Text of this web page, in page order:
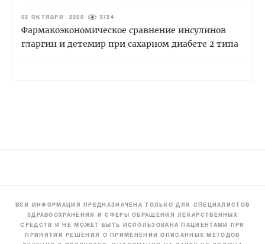
02 ОКТЯБРЯ 2020 3724
Фармакоэкономическое сравнение инсулинов
гларгин и детемир при сахарном диабете 2 типа
ВСЯ ИНФОРМАЦИЯ ПРЕДНАЗНАЧЕНА ТОЛЬКО ДЛЯ СПЕЦИАЛИСТОВ
ЗДРАВООХРАНЕНИЯ И СФЕРЫ ОБРАЩЕНИЯ ЛЕКАРСТВЕННЫХ
СРЕДСТВ И НЕ МОЖЕТ БЫТЬ ИСПОЛЬЗОВАНА ПАЦИЕНТАМИ ПРИ
ПРИНЯТИИ РЕШЕНИЯ О ПРИМЕНЕНИИ ОПИСАННЫХ МЕТОДОВ